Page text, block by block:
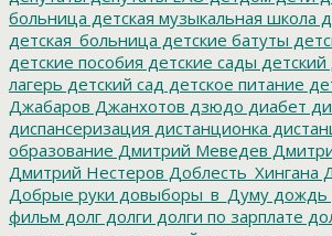
больница детская музыкальная школа
детская_больница детские батуты
детские пособия детские сады
лагерь детский сад детское питание
Джабаров Джанхотов дзюдо диабет
диспансеризация дистанционка
образование Дмитрий Меведев
Дмитрий Нестеров Доблесть_Хингана
Добрые руки довыборы_в_Думу дождь
фильм долг долги долги по зарплате